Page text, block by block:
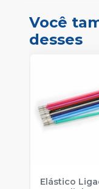
Você
desses
Elástico